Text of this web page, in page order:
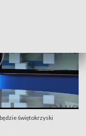
świętokrzyski